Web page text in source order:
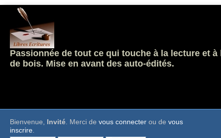
Passionnée de tout ce qui touche à la lecture et
de bois. Mise en avant des auto-édités.
Bienvenue, Invité. Merci de vous connecter ou de vous
inscrire.